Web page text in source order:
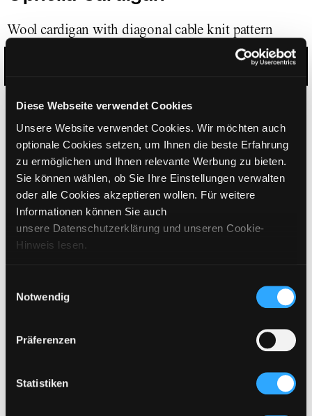
Diese Webseite verwendet Cookies
Unsere Website verwendet Cookies. Wir möchten auch
optionale Cookies setzen, um Ihnen die beste Erfahrung
zu ermöglichen und Ihnen relevante Werbung zu bieten.
Sie können wählen, ob Sie Ihre Einstellungen verwalten
oder alle Cookies akzeptieren wollen. Für weitere
Informationen können Sie auch
unsere Datenschutzerklärung und unseren Cookie-
Hinweis lesen.
Notwendig
Präferenzen
Statistiken
Wool cardigan with diagonal cable knit pattern
CHOOSE SIZE
269 incl. VAT / excl. shipping
PLEASE CHOOSE A SIZE
ADD TO CART
SIZING
CARE INSTRUCTIONS